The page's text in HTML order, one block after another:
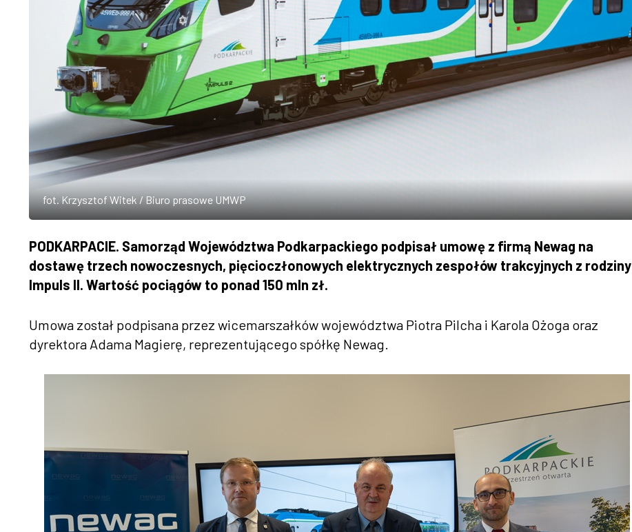
fot. Krzysztof Witek / Biuro prasowe UMWP
PODKARPACIE. Samorząd Województwa Podkarpackiego podpisał umowę z firmą Newag na
dostawę trzech nowoczesnych, pięcioczłonowych elektrycznych zespołów trakcyjnych z rodziny
Impuls II. Wartość pociągów to ponad 150 mln zł.
Umowa został podpisana przez wicemarszałków województwa Piotra Pilcha i Karola Ożoga oraz
dyrektora Adama Magierę, reprezentującego spółkę Newag.